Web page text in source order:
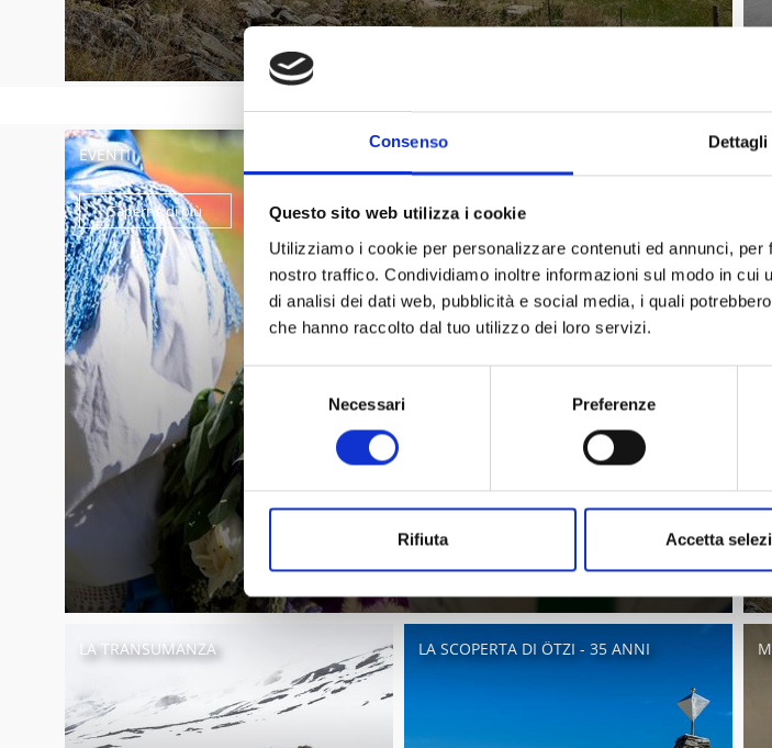
Consenso Dettagli
Questo sito web utilizza i cookie
Utilizziamo i cookie per personalizzare contenuti ed annunci,
nostro traffico. Condividiamo inoltre informazioni sul modo in
di analisi dei dati web, pubblicità e social media, i quali
che hanno raccolto dal tuo utilizzo dei loro servizi.
Selezione
del
consenso
Necessari Preferenze
Rifiuta Accetta
EVENTI
Saperne di più
LA TRANSUMANZA LA SCOPERTA DI ÖTZI - 35 ANNI